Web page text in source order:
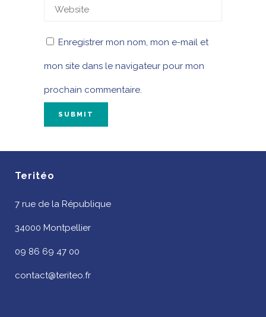
Enregistrer mon nom, mon e-mail et
mon site dans le navigateur pour mon
prochain commentaire.
Teritéo
7 rue de la République
34000 Montpellier
09 86 69 47 00
contact@teriteo.fr